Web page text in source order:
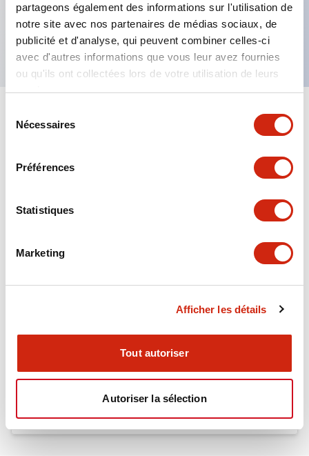
partageons également des informations sur l'utilisation de
notre site avec nos partenaires de médias sociaux, de
publicité et d'analyse, qui peuvent combiner celles-ci
avec d'autres informations que vous leur avez fournies
ou qu'ils ont collectées lors de votre utilisation de leurs
services.
Nécessaires
Préférences
Statistiques
Marketing
Afficher les détails
Tout autoriser
Autoriser la sélection
Bouton-poussoir allongé, contact 3NF, borne à vis
sécurisée pour les doigts, bouton rouge
Spécifications Tout développer+
EU2B Datasheet